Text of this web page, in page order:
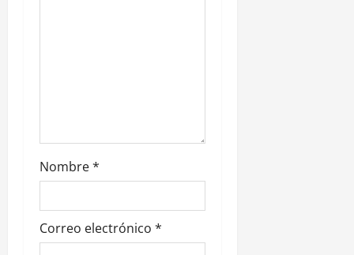
a
d
a
s
Nombre*
Correo electrónico *